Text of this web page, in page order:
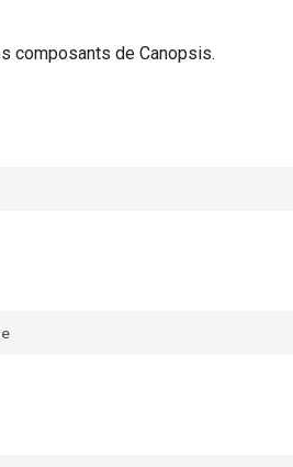
composants de Canopsis.